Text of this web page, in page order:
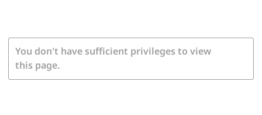
You don't have sufficient privileges to view
this page.